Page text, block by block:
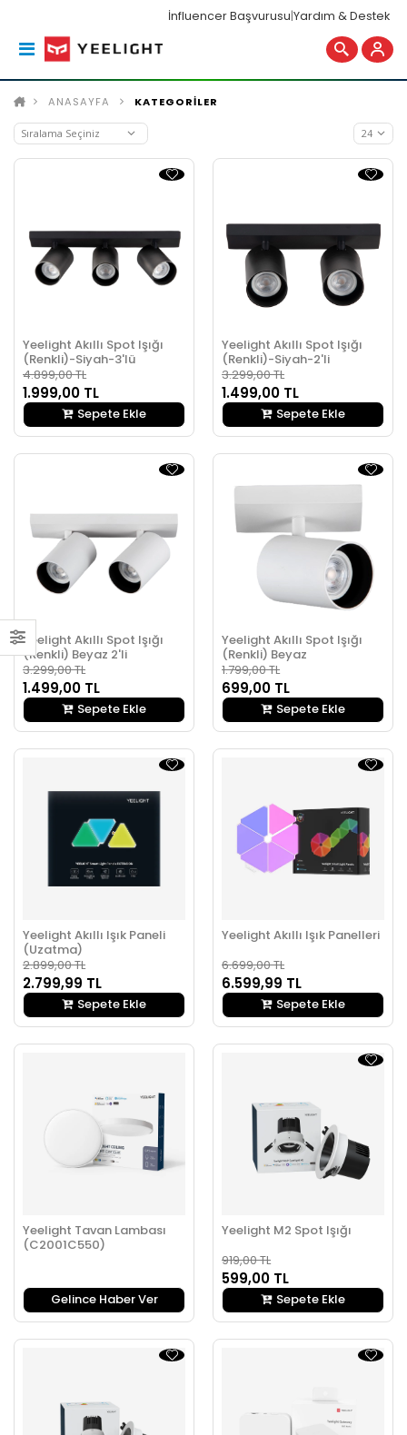
İnfluencer Başvurusu|Yardım & Destek
ANASAYFA KATEGORİLER
Yeelight Akıllı Spot Işığı
(Renkli)-Siyah-3'lü
4.899,00 TL
1.999,00 TL
Sepete Ekle
Yeelight Akıllı Spot Işığı
(Renkli)-Siyah-2'li
3.299,00 TL
1.499,00 TL
Sepete Ekle
Yeelight Akıllı Spot Işığı
(Renkli) Beyaz 2'li
3.299,00 TL
1.499,00 TL
Sepete Ekle
Yeelight Akıllı Spot Işığı
(Renkli) Beyaz
1.799,00 TL
699,00 TL
Sepete Ekle
Yeelight Akıllı Işık Paneli
(Uzatma)
2.899,00 TL
2.799,99 TL
Sepete Ekle
Yeelight Akıllı Işık Panelleri
6.699,00 TL
6.599,99 TL
Sepete Ekle
Yeelight Tavan Lambası
(C2001C550)
Gelince Haber Ver
Yeelight M2 Spot Işığı
919,00 TL
599,00 TL
Sepete Ekle